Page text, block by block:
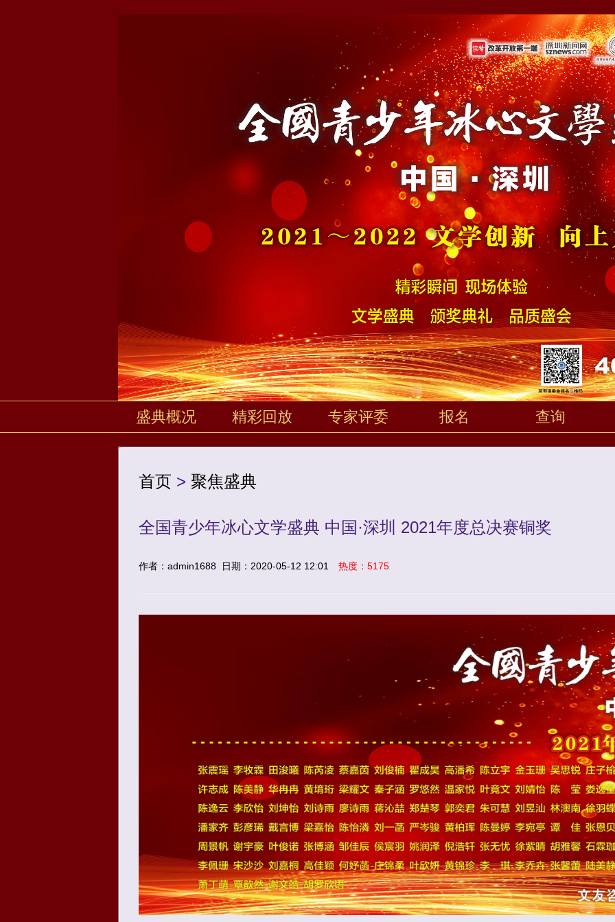
盛典概况 精彩回放 专家评委 报名 查询
首页 > 聚焦盛典
全国青少年冰心文学盛典 中国·深圳 2021年度总决赛铜奖
作者：admin1688 日期：2020-05-12 12:01 热度：5175